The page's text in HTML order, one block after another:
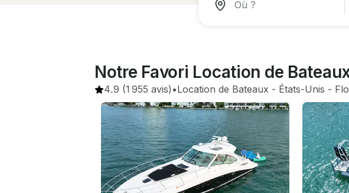
Notre Favori Location de
4.9 (1 955 avis) •Location de Bateaux - États-Unis -